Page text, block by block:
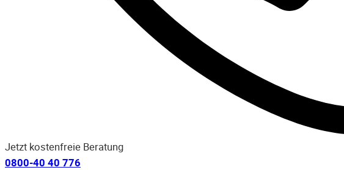
Jetzt kostenfreie Beratung
0800-40 40 776